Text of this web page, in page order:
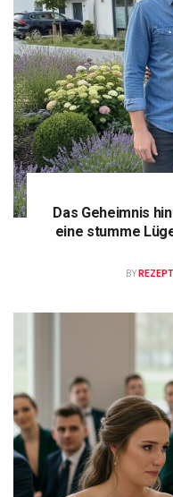
Das Geheimnis
eine stumme
BY